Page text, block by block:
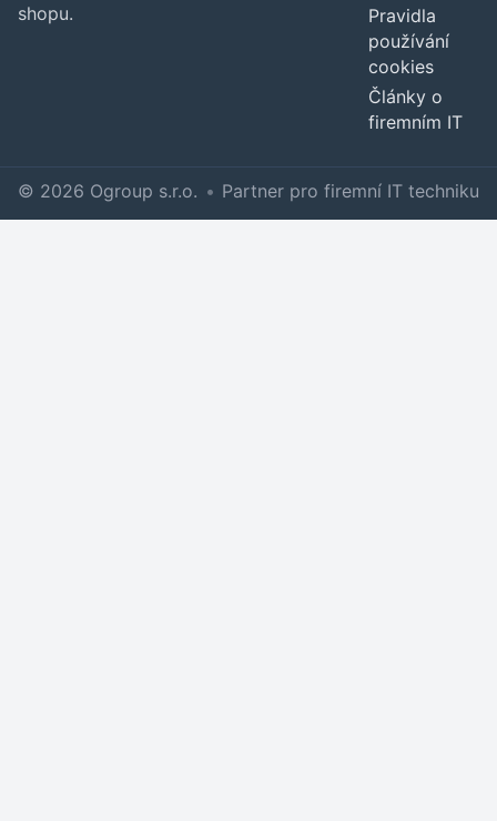
shopu.
Pravidla
používání
cookies
Články o
firemním IT
© 2026 Ogroup s.r.o. • Partner pro firemní IT techniku